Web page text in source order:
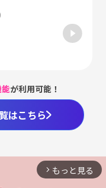
が利用可能！
はこちら
arrow_forward_ios もっと見る